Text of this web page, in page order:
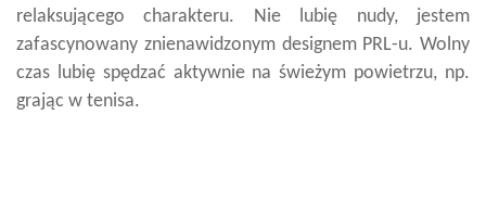
relaksującego charakteru. Nie lubię nudy, jestem
zafascynowany znienawidzonym designem PRL-u. Wolny
czas lubię spędzać aktywnie na świeżym powietrzu, np.
grając w tenisa.